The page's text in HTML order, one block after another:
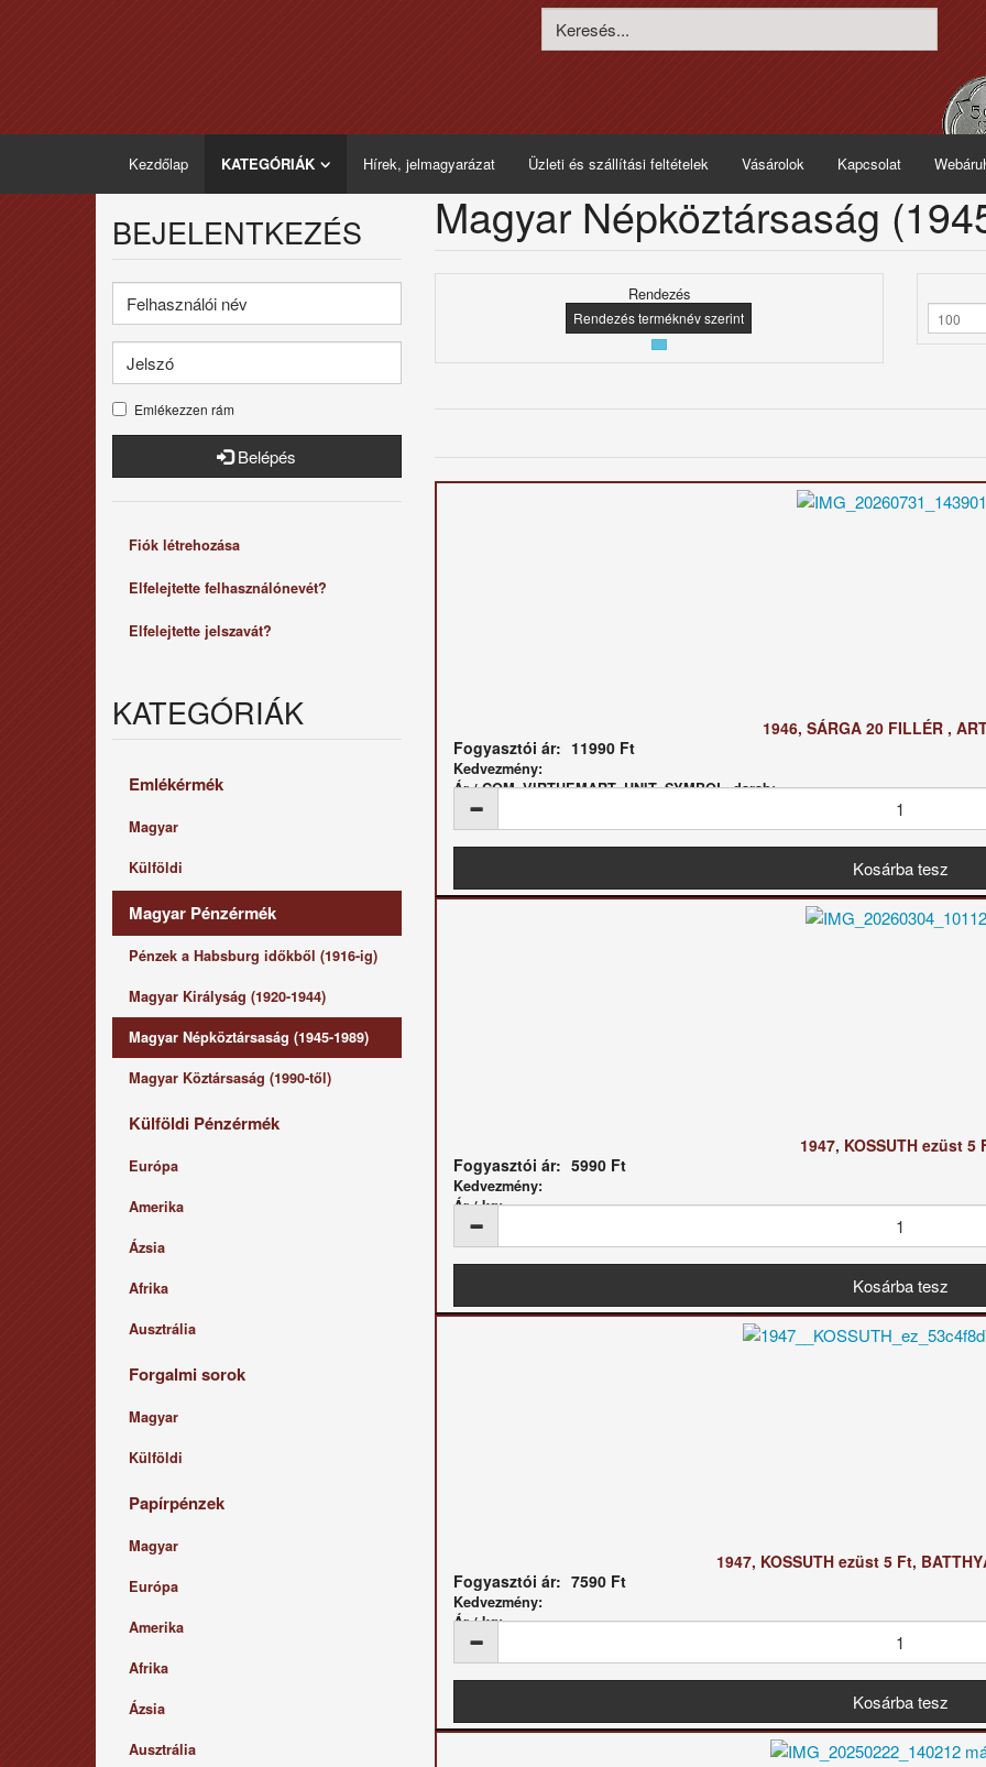
Kezdőlap KATEGÓRIÁK Hírek, jelmagyarázat Üzleti és szállítási feltételek Vásárolok Kapcsolat
Magyar Népköztársaság
Rendezés
Rendezés terméknév szerint
1946, SÁRGA 20 FILLÉR ,
Fogyasztói ár: 11990 Ft
Kedvezmény:
Ár / COM_VIRTUEMART_UNIT_SYMBOL_darab:
1947, KOSSUTH ezüst 5
Fogyasztói ár: 5990 Ft
Kedvezmény:
Ár / kg:
1947, KOSSUTH ezüst 5 Ft,
Fogyasztói ár: 7590 Ft
Kedvezmény:
Ár / kg:
BEJELENTKEZÉS
Emlékezzen rám
Belépés
Fiók létrehozása
Elfelejtette felhasználónevét?
Elfelejtette jelszavát?
KATEGÓRIÁK
Emlékérmék
Magyar
Külföldi
Magyar Pénzérmék
Pénzek a Habsburg időkből (1916-ig)
Magyar Királyság (1920-1944)
Magyar Népköztársaság (1945-1989)
Magyar Köztársaság (1990-től)
Külföldi Pénzérmék
Európa
Amerika
Ázsia
Afrika
Ausztrália
Forgalmi sorok
Magyar
Külföldi
Papírpénzek
Magyar
Európa
Amerika
Afrika
Ázsia
Ausztrália